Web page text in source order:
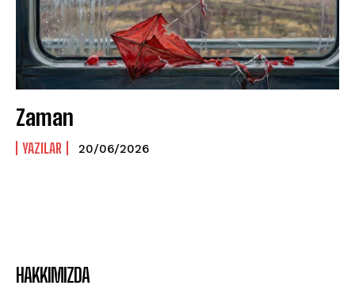
Zaman
YAZILAR 20/06/2026
HAKKIMIZDA